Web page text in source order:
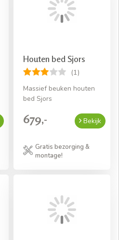
Houten bed Sjors
(1)
Massief beuken houten
bed Sjors
679,- Bekijk
Gratis bezorging &
montage!